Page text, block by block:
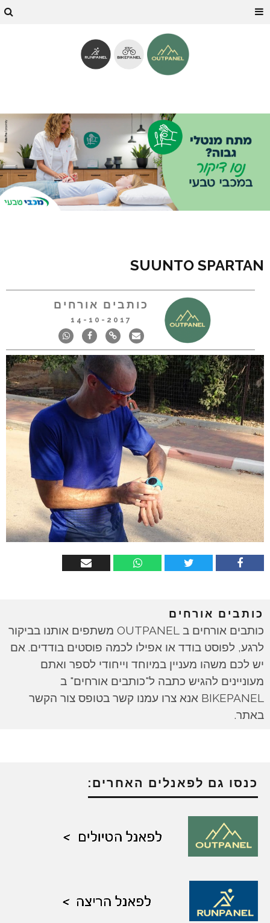
SUUNTO SPARTAN
כותבים אורחים
14-10-2017
כותבים אורחים
כותבים אורחים ב OUTPANEL משתפים אותנו בביקור
לרגע, לפוסט בודד או אפילו לכמה פוסטים בודדים. אם
יש לכם משהו מעניין במיוחד וייחודי לספר ואתם
מעוניינים להגיש כתבה ל"כותבים אורחים" ב
BIKEPANEL אנא צרו עמנו קשר בטופס צור הקשר
באתר.
כנסו גם לפאנלים האחרים: